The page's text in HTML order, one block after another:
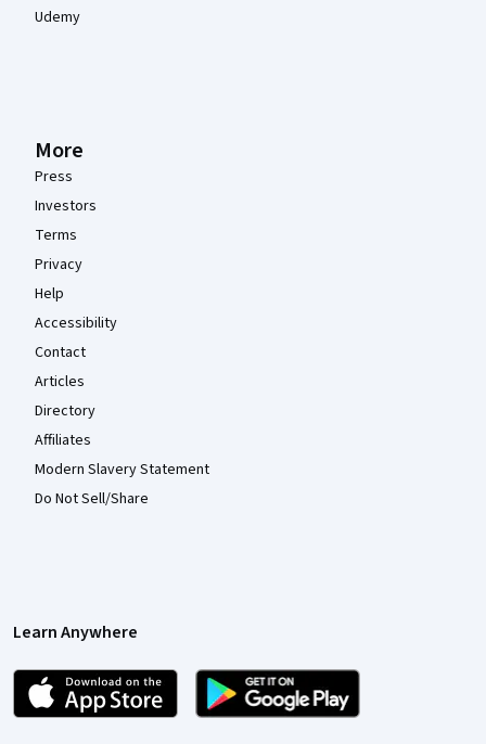
Udemy
More
Press
Investors
Terms
Privacy
Help
Accessibility
Contact
Articles
Directory
Affiliates
Modern Slavery Statement
Do Not Sell/Share
Learn Anywhere